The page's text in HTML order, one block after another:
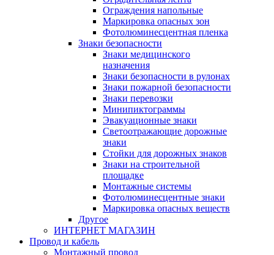
Ограждения напольные
Маркировка опасных зон
Фотолюминесцентная пленка
Знаки безопасности
Знаки медицинского
назначения
Знаки безопасности в рулонах
Знаки пожарной безопасности
Знаки перевозки
Минипиктограммы
Эвакуационные знаки
Светоотражающие дорожные
знаки
Стойки для дорожных знаков
Знаки на строительной
площадке
Монтажные системы
Фотолюминесцентные знаки
Маркировка опасных веществ
Другое
ИНТЕРНЕТ МАГАЗИН
Провод и кабель
Монтажный провод